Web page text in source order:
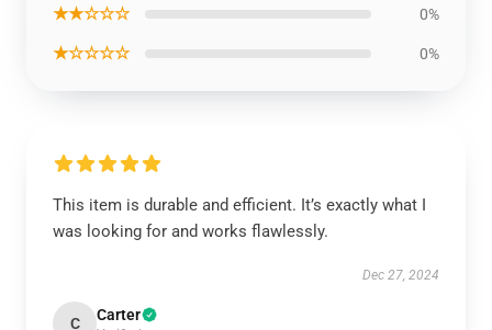
★★☆☆☆ 0%
★☆☆☆☆ 0%
This item is durable and efficient. It’s exactly what I
was looking for and works flawlessly.
Dec 27, 2024
C Carter